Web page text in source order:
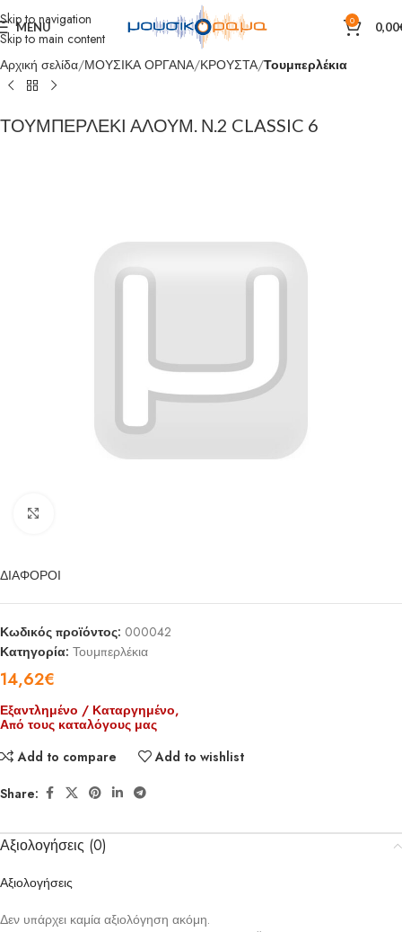
Skip to navigation
Skip to main content
MENU 0 0,00
Αρχική σελίδα ΜΟΥΣΙΚΑ ΟΡΓΑΝΑ ΚΡΟΥΣΤΑ Τουμπερλέκια
ΤΟΥΜΠΕΡΛΕΚΙ ΑΛΟΥΜ. Ν.2 CLASSIC 6
ΔΙΑΦΟΡΟΙ
Κωδικός προϊόντος: 000042
Κατηγορία: Τουμπερλέκια
14,62€
Εξαντλημένο / Καταργημένο,
Από τους καταλόγους μας
Add to compare
Add to wishlist
Share:
Αξιολογήσεις (0)
Αξιολογήσεις
Δεν υπάρχει καμία αξιολόγηση ακόμη.